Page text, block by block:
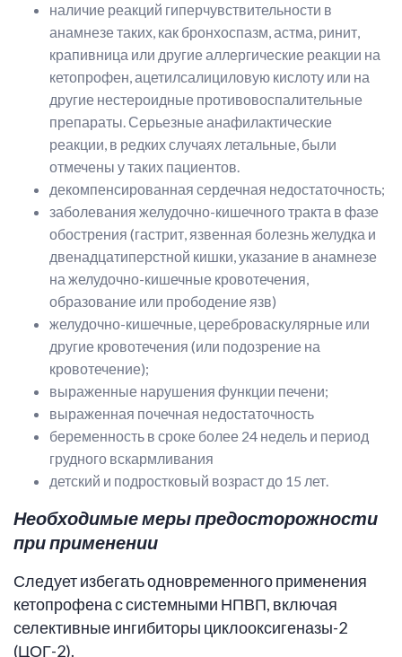
наличие реакций гиперчувствительности в
анамнезе таких, как бронхоспазм, астма, ринит,
крапивница или другие аллергические реакции на
кетопрофен, ацетилсалициловую кислоту или на
другие нестероидные противовоспалительные
препараты. Серьезные анафилактические
реакции, в редких случаях летальные, были
отмечены у таких пациентов.
декомпенсированная сердечная недостаточность;
заболевания желудочно-кишечного тракта в фазе
обострения (гастрит, язвенная болезнь желудка и
двенадцатиперстной кишки, указание в анамнезе
на желудочно-кишечные кровотечения,
образование или прободение язв)
желудочно-кишечные, цереброваскулярные или
другие кровотечения (или подозрение на
кровотечение);
выраженные нарушения функции печени;
выраженная почечная недостаточность
беременность в сроке более 24 недель и период
грудного вскармливания
детский и подростковый возраст до 15 лет.
Необходимые меры предосторожности
при применении
Следует избегать одновременного применения
кетопрофена с системными НПВП, включая
селективные ингибиторы циклооксигеназы-2
(ЦОГ-2).